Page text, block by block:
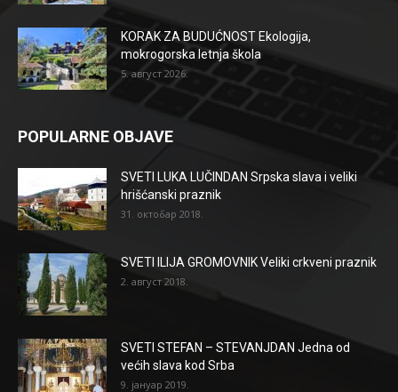
KORAK ZA BUDUĆNOST Ekologija,
mokrogorska letnja škola
5. август 2026.
POPULARNE OBJAVE
SVETI LUKA LUČINDAN Srpska slava i veliki
hrišćanski praznik
31. октобар 2018.
SVETI ILIJA GROMOVNIK Veliki crkveni praznik
2. август 2018.
SVETI STEFAN – STEVANJDAN Jedna od
većih slava kod Srba
9. јануар 2019.